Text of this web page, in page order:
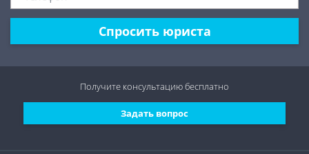
Спросить юриста
Задать вопрос
Получите консультациюбесплатно